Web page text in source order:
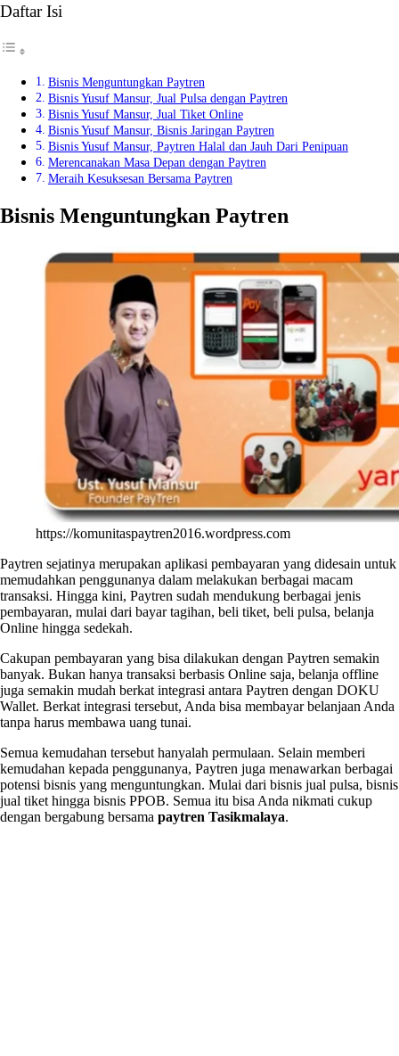
Daftar Isi
Bisnis Menguntungkan Paytren
Bisnis Yusuf Mansur, Jual Pulsa dengan Paytren
Bisnis Yusuf Mansur, Jual Tiket Online
Bisnis Yusuf Mansur, Bisnis Jaringan Paytren
Bisnis Yusuf Mansur, Paytren Halal dan Jauh Dari Penipuan
Merencanakan Masa Depan dengan Paytren
Meraih Kesuksesan Bersama Paytren
Bisnis Menguntungkan Paytren
https://komunitaspaytren2016.wordpress.com
Paytren sejatinya merupakan aplikasi pembayaran yang didesain untuk
memudahkan penggunanya dalam melakukan berbagai macam
transaksi. Hingga kini, Paytren sudah mendukung berbagai jenis
pembayaran, mulai dari bayar tagihan, beli tiket, beli pulsa, belanja
Online hingga sedekah.
Cakupan pembayaran yang bisa dilakukan dengan Paytren semakin
banyak. Bukan hanya transaksi berbasis Online saja, belanja offline
juga semakin mudah berkat integrasi antara Paytren dengan DOKU
Wallet. Berkat integrasi tersebut, Anda bisa membayar belanjaan Anda
tanpa harus membawa uang tunai.
Semua kemudahan tersebut hanyalah permulaan. Selain memberi
kemudahan kepada penggunanya, Paytren juga menawarkan berbagai
potensi bisnis yang menguntungkan. Mulai dari bisnis jual pulsa, bisnis
jual tiket hingga bisnis PPOB. Semua itu bisa Anda nikmati cukup
dengan bergabung bersama paytren Tasikmalaya.